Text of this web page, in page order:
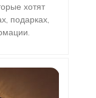
хотят
подарках,